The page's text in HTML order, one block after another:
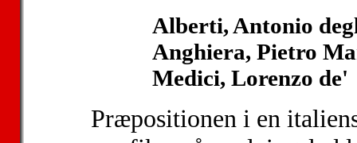
Alberti, Antonio
Anghiera, Pietro
Medici, Lorenzo de'
Præpositionen i en